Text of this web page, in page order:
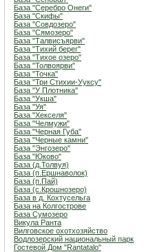
База "Серебро Онеги"
База "Скифы"
База "Совдозеро"
База "Сямозеро"
База "Талвисъярви"
База "Тихий берег"
База "Тихое озеро"
База "Толвоярви"
База "Точка"
База "Три Стихии-Ууксу"
База "У Плотника"
База "Укша"
База "Уя"
База "Хекселя"
База "Челмужи"
База "Черная Губа"
База "Черные камни"
База "Энгозеро"
База "Юково"
База (д.Толвуя)
База (п.Ершнаволок)
База (п.Пай)
База (с.Крошнозеро)
База в д. Кохтусельга
База на Колгострове
База Сумозеро
Викула Ранта
Вилговское охотхозяйство
Водлозерский национальный парк
Гостевой Дом "Rantatalo"